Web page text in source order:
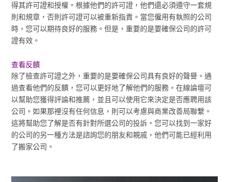
得其許可證和授權。根據他們的許可證，他們還必須遵守一套規
則和規章，否則許可證可以被重新指責。當您僱用有執照的公司
時，您可以期待良好的服務。但是，重要的是要確保公司的許可
證有效。
查看反饋
除了檢查許可證之外，重要的是要確保公司具有良好的聲譽。通
過查看他們的反饋，您可以更好地了解他們的服務。在線論壇可
以幫助您獲得評論和推薦，並且可以使用它來決定是否應聘用該
公司。如果那裡沒有任何信息，則可以考慮與商業改善局聯繫。
這將幫助您了解是否有針對所選公司的投訴。您可以找到一家好
的公司的另一種方法是諮詢您的朋友和親戚，他們可能已經利用
了搬家公司。